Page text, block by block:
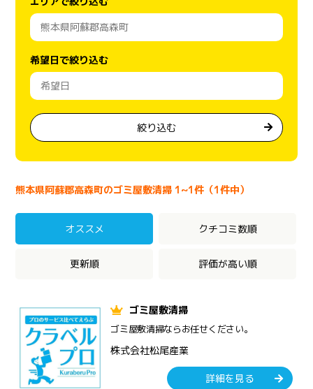
希望日で絞り込む
絞り込む
熊本県阿蘇郡高森町のゴミ屋敷清掃 1~1件（1件中）
オススメ クチコミ数順
更新順 評価が高い順
ゴミ屋敷清掃
ゴミ屋敷清掃ならお任せください。
株式会社松尾産業
詳細を見る